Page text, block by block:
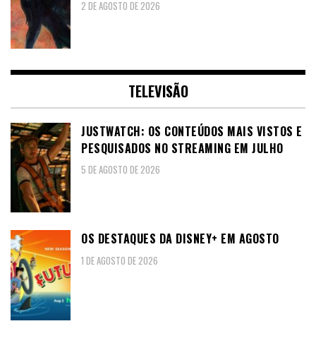
2 DE AGOSTO DE 2026
TELEVISÃO
JUSTWATCH: OS CONTEÚDOS MAIS VISTOS E
PESQUISADOS NO STREAMING EM JULHO
5 DE AGOSTO DE 2026
OS DESTAQUES DA DISNEY+ EM AGOSTO
1 DE AGOSTO DE 2026